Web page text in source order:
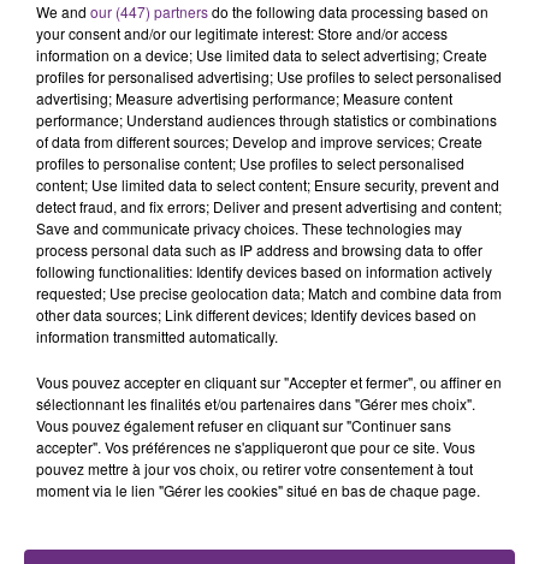
4h47
4h47
BENSON BOONE
The Time Of My Life
4h44
4h44
ANGELE & JUSTICE
What You Want
We and our (447) partnersdo the following data processing based on
your consent and/or our legitimate interest: Store and/or access
information on a device; Use limited data to select advertising; Create
profiles for personalised advertising; Use profiles to select personalised
advertising; Measure advertising performance; Measure content
performance; Understand audiences through statistics or combinations
of data from different sources; Develop and improve services; Create
profiles to personalise content; Use profiles to select personalised
content; Use limited data to select content; Ensure security, prevent and
detect fraud, and fix errors; Deliver and present advertising and content;
Save and communicate privacy choices. These technologies may
process personal data such as IP address and browsing data to offer
following functionalities: Identify devices based on information actively
requested; Use precise geolocation data; Match and combine data from
other data sources; Link different devices; Identify devices based on
information transmitted automatically.
Vous pouvez accepter en cliquant sur "Accepter et fermer", ou affiner en
sélectionnant les finalités et/ou partenaires dans "Gérer mes choix".
Vous pouvez également refuser en cliquant sur "Continuer sans
accepter". Vos préférences ne s'appliqueront que pour ce site. Vous
pouvez mettre à jour vos choix, ou retirer votre consentement à tout
moment via le lien "Gérer les cookies" situé en bas de chaque page.